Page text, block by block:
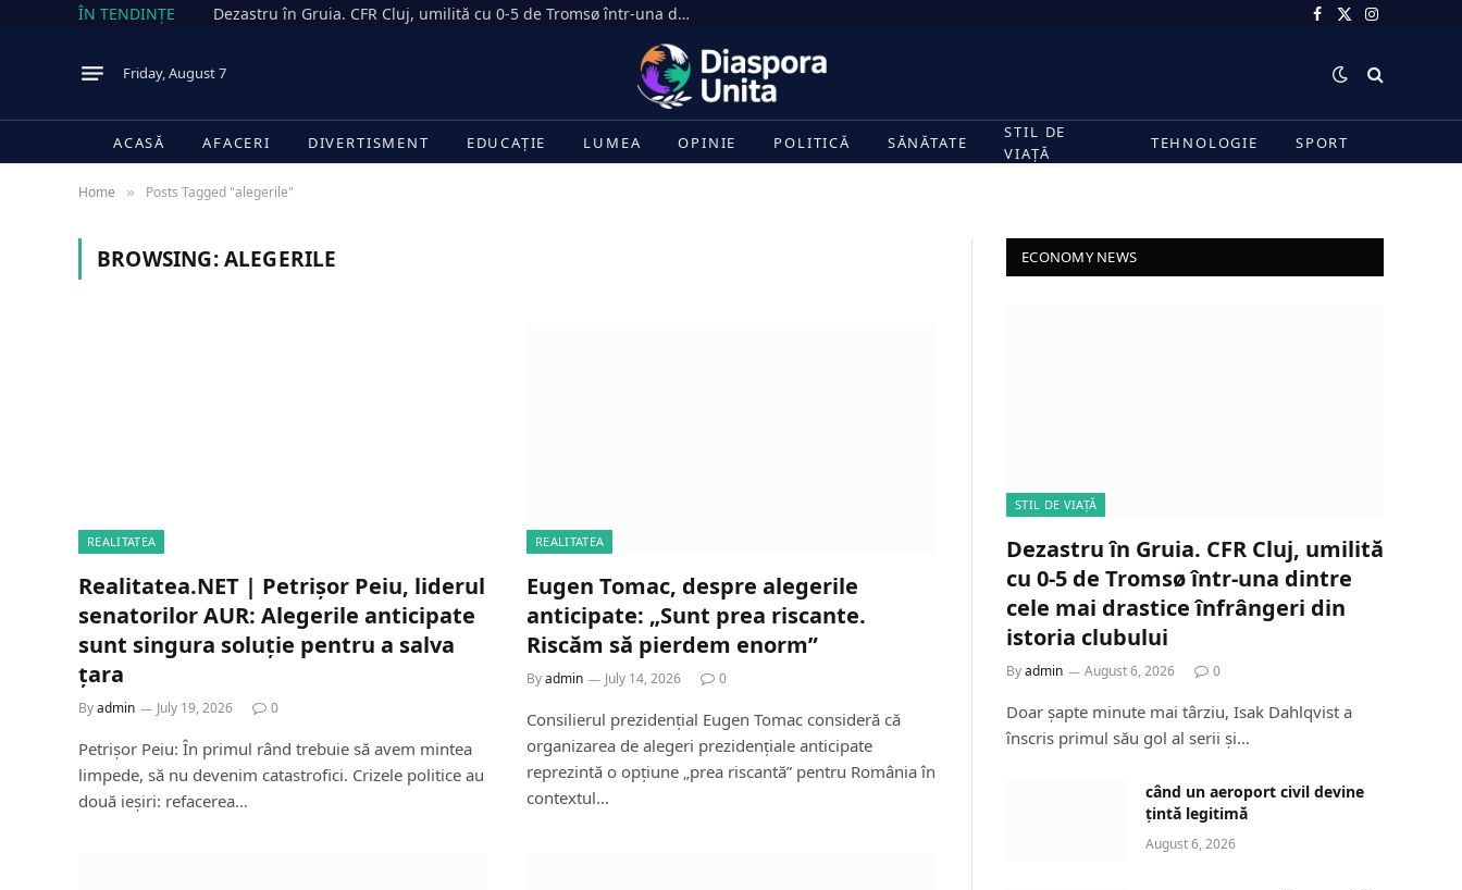
ÎN TENDINȚE Dezastru în Gruia. CFR Cluj, umilită cu 0-5 de Tromsø într-una dintre cele mai drastice înfrângeri din istoria clubului Facebook
X
Instagram
Friday, August 7
ACASĂ AFACERI DIVERTISMENT EDUCAȚIE LUMEA OPINIE POLITICĂ SĂNĂTATE
STIL DE
VIAȚĂ
TEHNOLOGIE SPORT
Home » Posts Tagged "alegerile"
BROWSING:ALEGERILE
REALITATEA
Realitatea.NET | Petrișor Peiu, liderul
senatorilor AUR: Alegerile anticipate
sunt singura soluție pentru a salva
țara
Byadmin July 19, 2026 0
Petrișor Peiu: În primul rând trebuie să avem mintea
limpede, să nu devenim catastrofici. Crizele politice au
două ieșiri: refacerea…
REALITATEA
Eugen Tomac, despre alegerile
anticipate: „Sunt prea riscante.
Riscăm să pierdem enorm”
Byadmin July 14, 2026 0
Consilierul prezidențial Eugen Tomac consideră că
organizarea de alegeri prezidențiale anticipate
reprezintă o opțiune „prea riscantă” pentru România în
contextul…
ECONOMY NEWS
STIL DE VIAȚĂ
Dezastru în Gruia. CFR Cluj, umilită
cu 0-5 de Tromsø într-una dintre
cele mai drastice înfrângeri din
istoria clubului
Byadmin August 6, 2026 0
Doar șapte minute mai târziu, Isak Dahlqvist a
înscris primul său gol al serii și…
când un aeroport civil devine
țintă legitimă
August 6, 2026